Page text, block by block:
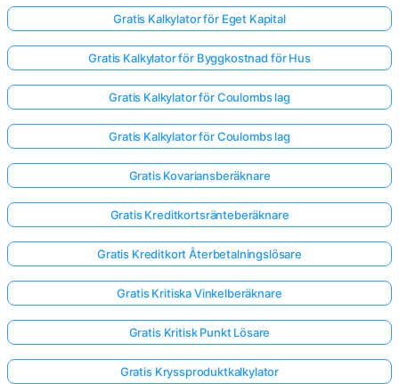
Gratis Kalkylator för Eget Kapital
Gratis Kalkylator för Byggkostnad för Hus
Gratis Kalkylator för Coulombs lag
Gratis Kalkylator för Coulombs lag
Gratis Kovariansberäknare
Gratis Kreditkortsränteberäknare
Gratis Kreditkort Återbetalningslösare
Gratis Kritiska Vinkelberäknare
Gratis Kritisk Punkt Lösare
Gratis Kryssproduktkalkylator